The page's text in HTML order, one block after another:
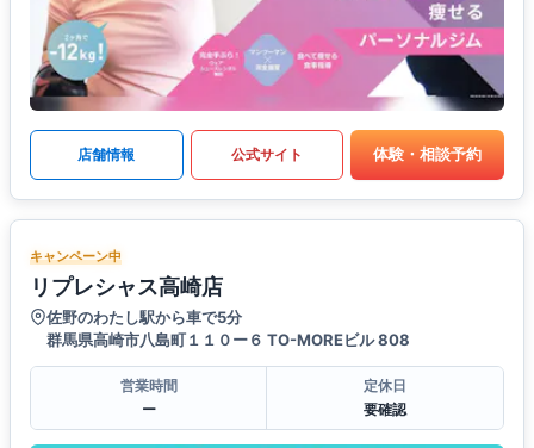
店舗情報 公式サイト 体験・相談予約
キャンペーン中
リプレシャス高崎店
佐野のわたし駅から車で5分
群馬県高崎市八島町１１０ー６ TO-MOREビル 808
営業時間
ー
定休日
要確認